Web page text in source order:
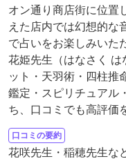
オン通り商店街に位置
えた店内では幻想的な
で占いをお楽しみいた
花姫先生（はなさく は
ット・天羽術・四柱推
鑑定・スピリチュアル
ち、口コミでも高評価
口コミの要約
花咲先生・稲穂先生な